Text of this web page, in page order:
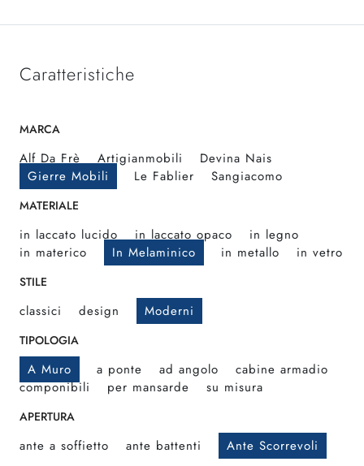
Caratteristiche
MARCA
Alf Da Frè Artigianmobili
Devina Nais
Gierre Mobili
Le Fablier Sangiacomo
MATERIALE
in laccato lucido in laccato opaco
in legno
in materico
In Melaminico in metallo in vetro
STILE
classici design Moderni
TIPOLOGIA
A Muro a ponte ad angolo
cabine armadio
componibili
per mansarde su misura
APERTURA
ante a soffietto ante battenti Ante Scorrevoli